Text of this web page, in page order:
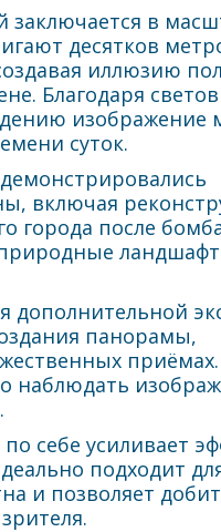
заключается в
десятков
иллюзию
Благодаря
изображение
суток.
включая
города после
природные
дополнительной
панорамы,
наблюдать
себе усиливает
подходит
и позволяет